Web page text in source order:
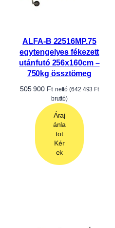
ALFA-B 22516MP.75
egytengelyes fékezett
utánfutó 256x160cm –
750kg össztömeg
505 900 Ft nettó (642 493 Ft
bruttó)
Áraj
ánla
tot
Kér
ek